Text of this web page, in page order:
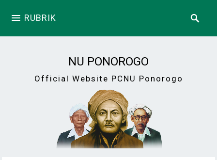
RUBRIK
NU PONOROGO
Official Website PCNU Ponorogo